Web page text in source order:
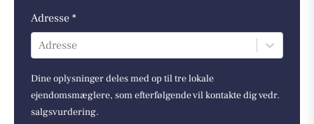
Adresse *
Adresse
Dine oplysninger deles med op til tre lokale
ejendomsmæglere, som efterfølgende vil kontakte dig vedr.
salgsvurdering.